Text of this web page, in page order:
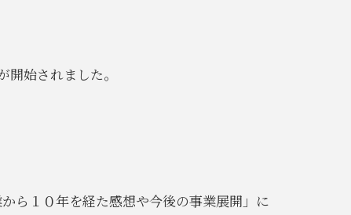
始されました。
ら１０年を経た感想や今後の事業展開」に